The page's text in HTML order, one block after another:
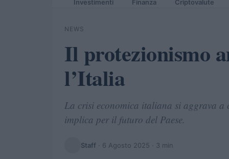
Investimenti Finanza Criptovalute
NEWS
Il protezionismo
l’Italia
La crisi economica italiana si aggrava a
implica per il futuro del Paese.
Staff · 6 Agosto 2025 · 3 min